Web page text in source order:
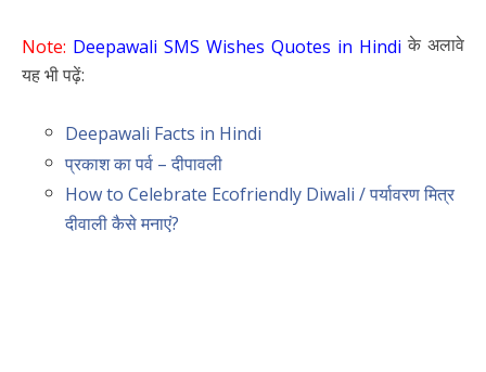
Note: Deepawali SMS Wishes Quotes in Hindi के अलावे
यह भी पढ़ें:
Deepawali Facts in Hindi
प्रकाश का पर्व – दीपावली
How to Celebrate Ecofriendly Diwali / पर्यावरण मित्र
दीवाली कैसे मनाएं?